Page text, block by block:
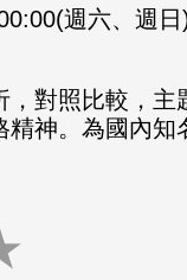
週六、週日
，對照比較，
神。為國內知